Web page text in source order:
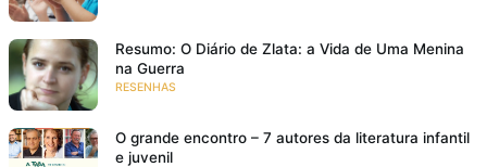
Resumo: O Diário de Zlata: a Vida de Uma Menina
na Guerra
RESENHAS
O grande encontro – 7 autores da literatura infantil
e juvenil